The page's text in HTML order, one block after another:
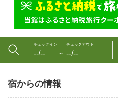
チェックイン
--/-- 〜
チェックアウト
--/--
宿からの情報